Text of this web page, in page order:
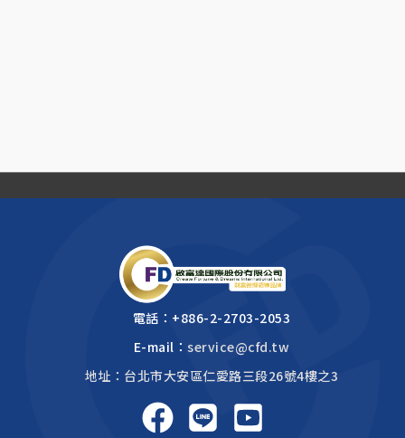
電話： +886-2-2703-2053
E-mail：service@cfd.tw
地址：台北市大安區仁愛路三段26號4樓之3